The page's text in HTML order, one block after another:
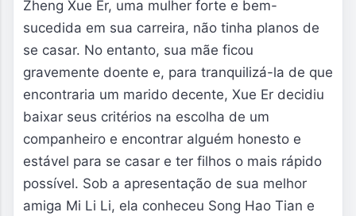
Zheng Xue Er, uma mulher forte e bem-
sucedida em sua carreira, não tinha planos de
se casar. No entanto, sua mãe ficou
gravemente doente e, para tranquilizá-la de que
encontraria um marido decente, Xue Er decidiu
baixar seus critérios na escolha de um
companheiro e encontrar alguém honesto e
estável para se casar e ter filhos o mais rápido
possível. Sob a apresentação de sua melhor
amiga Mi Li Li, ela conheceu Song Hao Tian e